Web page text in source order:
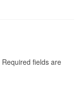
Required fields are